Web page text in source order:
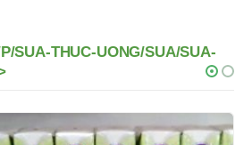
SUA-THUC-UONG/SUA/SUA-